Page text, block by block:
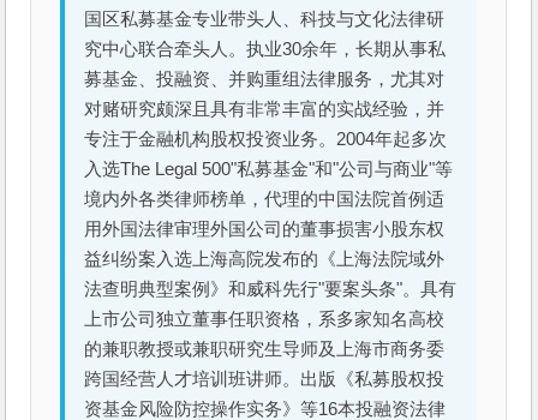
国区私募基金专业带头人、科技与文化法律研
究中心联合牵头人。执业30余年，长期从事私
募基金、投融资、并购重组法律服务，尤其对
对赌研究颇深且具有非常丰富的实战经验，并
专注于金融机构股权投资业务。2004年起多次
入选The Legal 500"私募基金"和"公司与商业"等
境内外各类律师榜单，代理的中国法院首例适
用外国法律审理外国公司的董事损害小股东权
益纠纷案入选上海高院发布的《上海法院域外
法查明典型案例》和威科先行"要案头条"。具有
上市公司独立董事任职资格，系多家知名高校
的兼职教授或兼职研究生导师及上海市商务委
跨国经营人才培训班讲师。出版《私募股权投
资基金风险防控操作实务》等16本投融资法律